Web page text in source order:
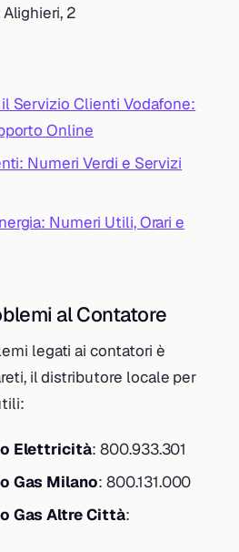
2
Servizio Clienti Vodafone:
Online
Numeri Verdi e Servizi
Numeri Utili, Orari e
al Contatore
legati ai contatori è
il distributore locale per
Elettricità: 800.933.301
Gas Milano: 800.131.000
Gas Altre Città: